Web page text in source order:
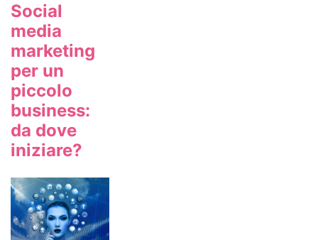
Social
media
marketing
per un
piccolo
business:
da dove
iniziare?